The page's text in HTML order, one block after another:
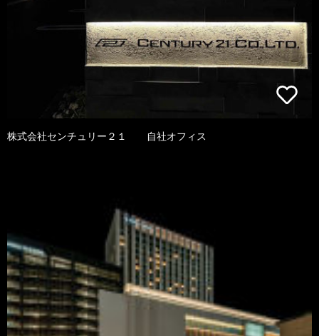
株式会社センチュリー２１ 自社オフィス